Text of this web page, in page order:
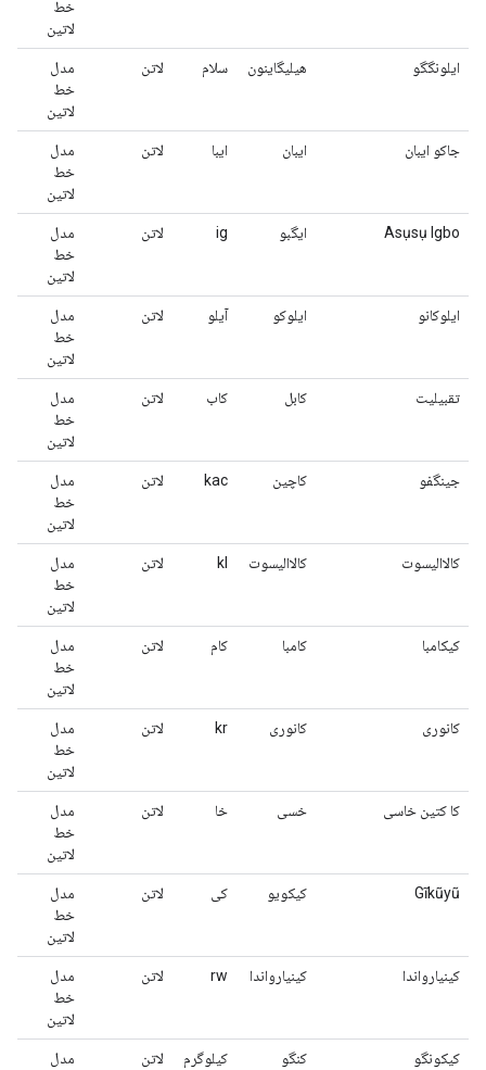
خط
لاتین
ایلونگگو هیلیگاینون سلام لاتن
مدل
خط
لاتین
جاکو ایبان ایبان ایبا لاتن
مدل
خط
لاتین
Asụsụ Igbo ایگبو ig لاتن
مدل
خط
لاتین
ایلوکانو ایلوکو آیلو لاتن
مدل
خط
لاتین
تقبیلیت کابل کاب لاتن
مدل
خط
لاتین
جینگفو کاچین kac لاتن
مدل
خط
لاتین
کالاالیسوت کالاالیسوت kl لاتن
مدل
خط
لاتین
کیکامبا کامبا کام لاتن
مدل
خط
لاتین
کانوری کانوری kr لاتن
مدل
خط
لاتین
کا کتین خاسی خسی خا لاتن
مدل
خط
لاتین
Gĩkũyũ کیکویو کی لاتن
مدل
خط
لاتین
کینیارواندا کینیارواندا rw لاتن
مدل
خط
لاتین
کیکونگو کنگو کیلوگرم لاتن
مدل